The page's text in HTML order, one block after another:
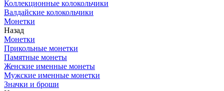
Коллекционные колокольчики
Валдайские колокольчики
Монетки
Назад
Монетки
Прикольные монетки
Памятные монеты
Женские именные монеты
Мужские именные монетки
Значки и броши